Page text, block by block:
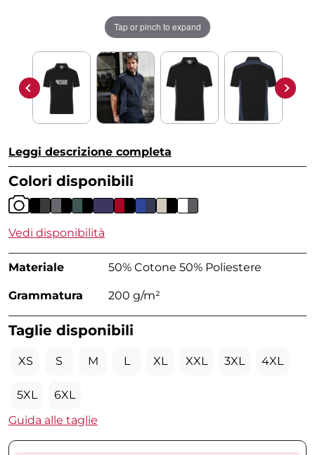
Tap or pinch to expand
Leggi descrizione completa
Colori disponibili
Vedi disponibilità
Materiale 50% Cotone 50% Poliestere
Grammatura 200 g/m²
Taglie disponibili
XS S M L XL XXL 3XL 4XL
5XL
6XL
Guida alle taglie